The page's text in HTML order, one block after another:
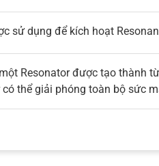
sử dụng để kích hoạt
Resonator được tạo thành
có thể giải phóng toàn bộ sức